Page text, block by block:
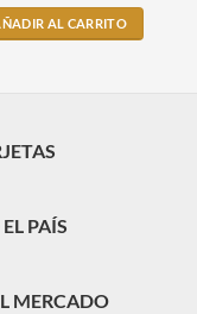
AL CARRITO
PAÍS
MERCADO